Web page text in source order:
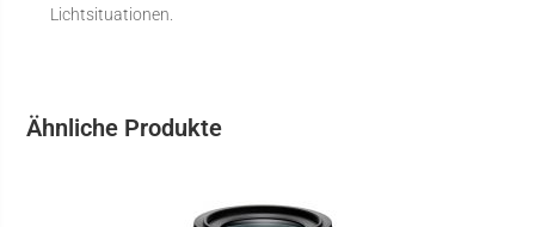
Lichtsituationen.
Ähnliche Produkte